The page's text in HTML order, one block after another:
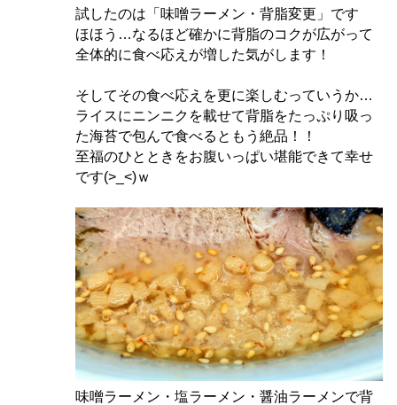
試したのは「味噌ラーメン・背脂変更」です
ほほう…なるほど確かに背脂のコクが広がって
全体的に食べ応えが増した気がします！
そしてその食べ応えを更に楽しむっていうか…
ライスにニンニクを載せて背脂をたっぷり吸っ
た海苔で包んで食べるともう絶品！！
至福のひとときをお腹いっぱい堪能できて幸せ
です(>_<)ｗ
味噌ラーメン・塩ラーメン・醤油ラーメンで背